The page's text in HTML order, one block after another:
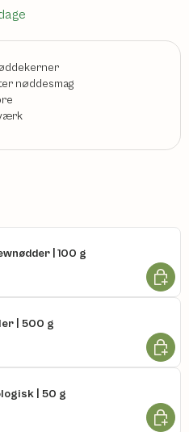
nøddesmag
| 100 g
Læg i
| 500 g
Læg i
| 50 g
Læg i